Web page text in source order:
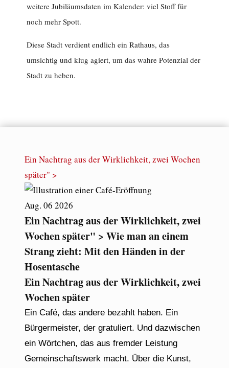
weitere Jubiläumsdaten im Kalender: viel Stoff für
noch mehr Spott.
Diese Stadt verdient endlich ein Rathaus, das
umsichtig und klug agiert, um das wahre Potenzial der
Stadt zu heben.
Ein Nachtrag aus der Wirklichkeit, zwei Wochen
später" >
Aug. 06 2026
Ein Nachtrag aus der Wirklichkeit, zwei
Wochen später" > Wie man an einem
Strang zieht: Mit den Händen in der
Hosentasche
Ein Nachtrag aus der Wirklichkeit, zwei
Wochen später
Ein Café, das andere bezahlt haben. Ein
Bürgermeister, der gratuliert. Und dazwischen
ein Wörtchen, das aus fremder Leistung
Gemeinschaftswerk macht. Über die Kunst,